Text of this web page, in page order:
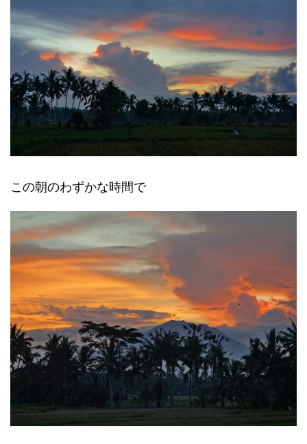
この朝のわずかな時間で